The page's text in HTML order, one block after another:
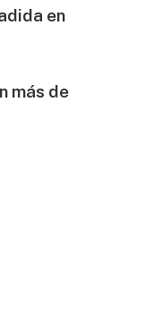
en
más de